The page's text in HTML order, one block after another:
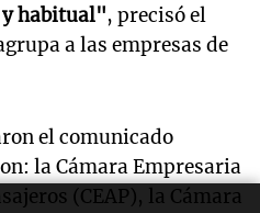
y habitual", precisó el
a las empresas de
el comunicado
la Cámara Empresaria
(CEAP), la Cámara